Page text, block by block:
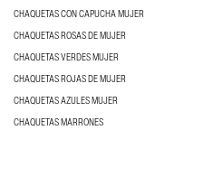
CHAQUETAS CON CAPUCHA MUJER
CHAQUETAS ROSAS DE MUJER
CHAQUETAS VERDES MUJER
CHAQUETAS ROJAS DE MUJER
CHAQUETAS AZULES MUJER
CHAQUETAS MARRONES